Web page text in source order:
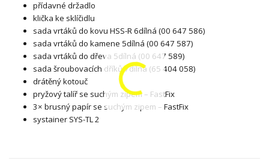
přídavné držadlo
klička ke sklíčidlu
sada vrtáků do kovu HSS-R 6dílná (00 647 586)
sada vrtáků do kamene 5dílná (00 647 587)
sada vrtáků do dřeva 5dílná (00 647 589)
sada šroubovacích dříků 7dílná (65 404 058)
drátěný kotouč
pryžový talíř se suchým zipem – FastFix
3× brusný papír se suchým zipem – FastFix
systainer SYS-TL 2